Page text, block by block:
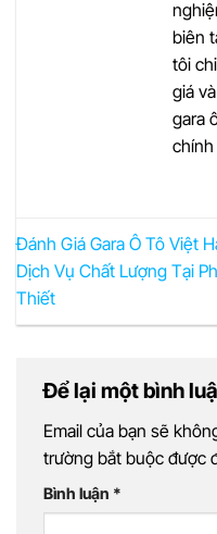
biên
tôi
giá
gara
Đánh Giá Gara Ô Tô Việt
Dịch Vụ Chất Lượng Tại
Thiết
Để lại một bình
Email của bạn sẽ
trường bắt buộc được
Bình luận *